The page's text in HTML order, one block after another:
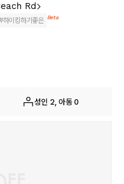
Rd
하이킹하기좋은 Beta
성인 2, 아동 0